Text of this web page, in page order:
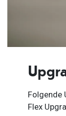
Folgende
Flex